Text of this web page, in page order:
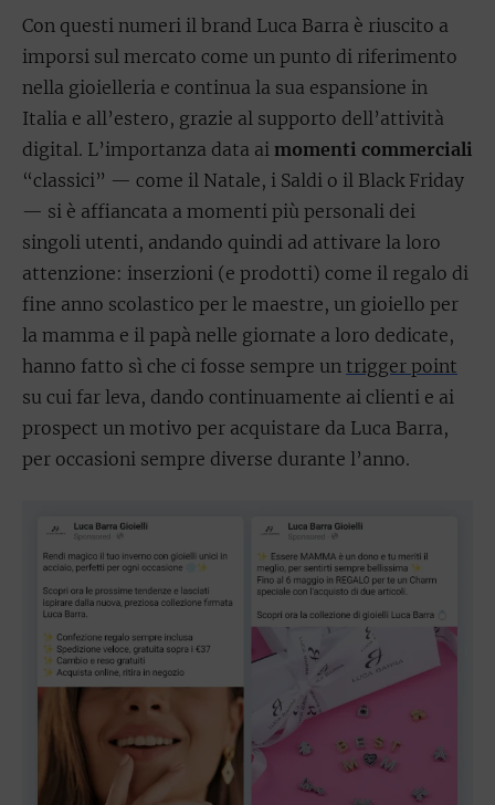
Con questi numeri il brand Luca Barra è riuscito a
imporsi sul mercato come un punto di riferimento
nella gioielleria e continua la sua espansione in
Italia e all’estero, grazie al supporto dell’attività
digital. L’importanza data ai momenti commerciali
“classici” — come il Natale, i Saldi o il Black Friday
— si è affiancata a momenti più personali dei
singoli utenti, andando quindi ad attivare la loro
attenzione: inserzioni (e prodotti) come il regalo di
fine anno scolastico per le maestre, un gioiello per
la mamma e il papà nelle giornate a loro dedicate,
hanno fatto sì che ci fosse sempre un trigger point
su cui far leva, dando continuamente ai clienti e ai
prospect un motivo per acquistare da Luca Barra,
per occasioni sempre diverse durante l’anno.